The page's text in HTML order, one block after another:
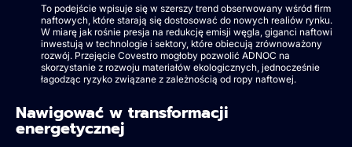
To podejście wpisuje się w szerszy trend obserwowany wśród firm
naftowych, które starają się dostosować do nowych realiów rynku.
W miarę jak rośnie presja na redukcję emisji węgla, giganci naftowi
inwestują w technologie i sektory, które obiecują zrównoważony
rozwój. Przejęcie Covestro mogłoby pozwolić ADNOC na
skorzystanie z rozwoju materiałów ekologicznych, jednocześnie
łagodząc ryzyko związane z zależnością od ropy naftowej.
Nawigować w transformacji
energetycznej